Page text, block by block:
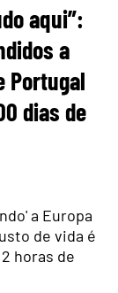
aqui”:
a
Portugal
dias de
a Europa
de vida é
horas de